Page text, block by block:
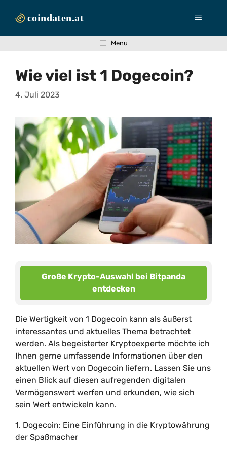
Inhalt
Menü
Menu
Wie viel ist 1 Dogecoin?
4. Juli 2023
Große Krypto-Auswahl bei Bitpanda
entdecken
Die Wertigkeit von 1 Dogecoin kann als äußerst
interessantes und aktuelles Thema betrachtet
werden. Als begeisterter Kryptoexperte möchte ich
Ihnen gerne umfassende Informationen über den
aktuellen Wert von Dogecoin liefern. Lassen Sie uns
einen Blick auf diesen aufregenden digitalen
Vermögenswert werfen und erkunden, wie sich
sein Wert entwickeln kann.
1. Dogecoin: Eine Einführung in die Kryptowährung
der Spaßmacher